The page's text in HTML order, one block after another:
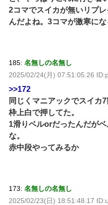
2コマでスイカが無いリプ
んだよね。3コマが激寒にな
185: 名無しの名無し
2025/02/24(月) 07:51:05.26
>>172
同じくマニアックでスイカ
枠上白で押してた。
1滑りベルorだったんだが
な。
赤中段やってみるか
173: 名無しの名無し
2025/02/23(日) 18:51:48.17